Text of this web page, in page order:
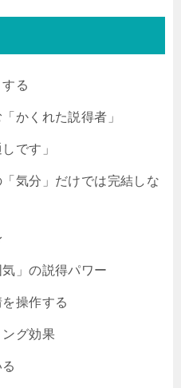
る
かくれた説得者」
です」
気分」だけでは完結しな
」の説得パワー
操作する
グ効果